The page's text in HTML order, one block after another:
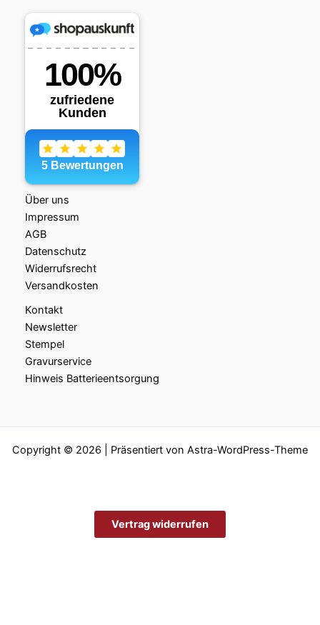
Über uns
Impressum
AGB
Datenschutz
Widerrufsrecht
Versandkosten
Kontakt
Newsletter
Stempel
Gravurservice
Hinweis Batterieentsorgung
Copyright © 2026 | Präsentiert von Astra-WordPress-Theme
Vertrag widerrufen